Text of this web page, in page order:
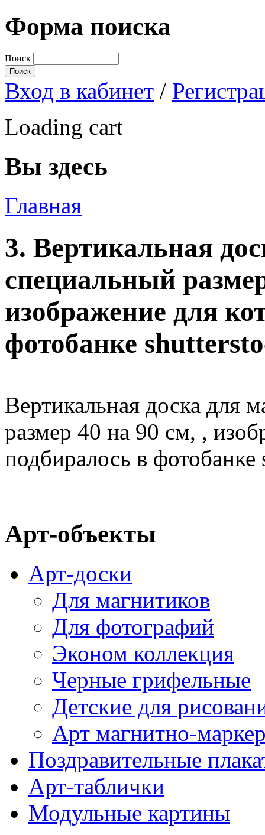
Форма поиска
Поиск
Вход в кабинет /
Loading cart
Вы здесь
Главная
3. Вертикальная
специальный
изображение для
фотобанке
Вертикальная доска для
размер 40 на 90 см, ,
подбиралось в
Арт-объекты
Арт-доски
Для магнитиков
Для фотографий
Эконом коллекция
Черные грифельные
Детские для
Арт магнитно-
Поздравительные
Арт-таблички
Модульные картины